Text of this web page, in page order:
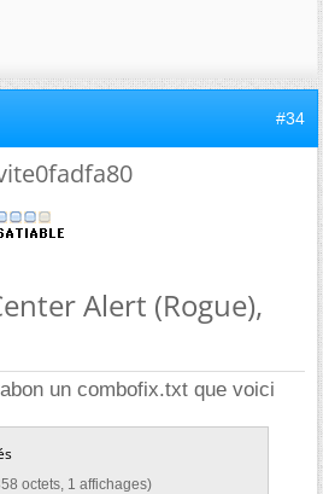
#34
Alert (Rogue),
un combofix.txt que voici
octets, 1 affichages)